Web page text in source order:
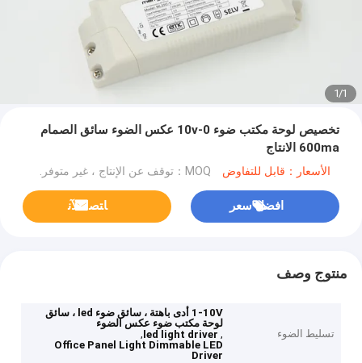
1
/
1
تخصيص لوحة مكتب ضوء 0-10v عكس الضوء سائق الصمام
600ma الانتاج
الأسعار：قابل للتفاوض MOQ：توقف عن الإنتاج ، غير متوفر.
افضل سعر ﺎﺘﺼﻟ ﺍﻶﻧ
منتوج وصف
تسليط الضوء
1-10V أدى باهتة ، سائق ضوء led ، سائق
لوحة مكتب ضوء عكس الضوء
,
led light driver
,
Office Panel Light Dimmable LED
Driver